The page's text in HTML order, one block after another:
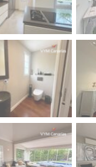
Teide